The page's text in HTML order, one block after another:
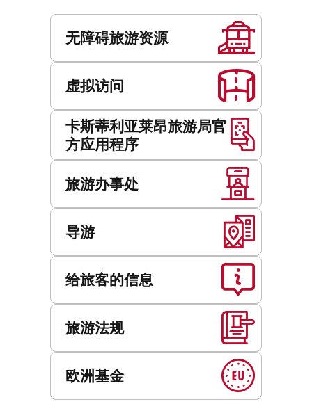
无障碍旅游资源
虚拟访问
卡斯蒂利亚莱昂旅游局官
方应用程序
旅游办事处
导游
给旅客的信息
旅游法规
欧洲基金